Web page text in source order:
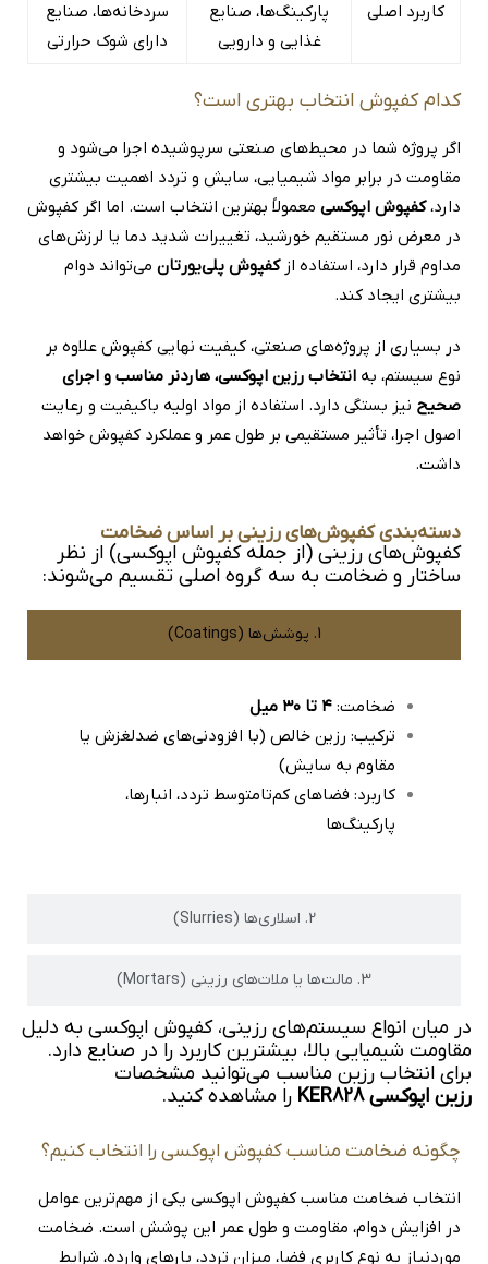
کاربرد اصلی
پارکینگ‌ها، صنایع
غذایی و دارویی
سردخانه‌ها، صنایع
دارای شوک حرارتی
کدام کفپوش انتخاب بهتری است؟
اگر پروژه شما در محیط‌های صنعتی سرپوشیده اجرا می‌شود و
مقاومت در برابر مواد شیمیایی، سایش و تردد اهمیت بیشتری
دارد،کفپوش اپوکسی معمولاً بهترین انتخاب است. اما اگر کفپوش
در معرض نور مستقیم خورشید، تغییرات شدید دما یا لرزش‌های
مداوم قرار دارد، استفاده ازکفپوش پلی‌یورتان می‌تواند دوام
بیشتری ایجاد کند.
در بسیاری از پروژه‌های صنعتی، کیفیت نهایی کفپوش علاوه بر
نوع سیستم، به انتخاب رزین اپوکسی، هاردنر مناسب و اجرای
صحیح نیز بستگی دارد. استفاده از مواد اولیه باکیفیت و رعایت
اصول اجرا، تأثیر مستقیمی بر طول عمر و عملکرد کفپوش خواهد
داشت.
دسته‌بندی کفپوش‌های رزینی بر اساس ضخامت
کفپوش‌های رزینی (از جمله کفپوش اپوکسی) از نظر
ساختار و ضخامت به سه گروه اصلی تقسیم می‌شوند:
1. پوشش‌ها (Coatings)
2. اسلاری‌ها (Slurries)
3. مالت‌ها یا ملات‌های رزینی (Mortars)
ضخامت: ۴ تا ۳۰ میل
ترکیب: رزین خالص (با افزودنی‌های ضدلغزش یا
مقاوم به سایش)
کاربرد: فضاهای کم‌تا‌متوسط تردد، انبارها،
پارکینگ‌ها
در میان انواع سیستم‌های رزینی، کفپوش اپوکسی به دلیل
مقاومت شیمیایی بالا، بیشترین کاربرد را در صنایع دارد.
برای انتخاب رزین مناسب می‌توانید مشخصات
رزین اپوکسی KER828
را مشاهده کنید.
چگونه ضخامت مناسب کفپوش اپوکسی را انتخاب کنیم؟
انتخاب ضخامت مناسب کفپوش اپوکسی یکی از مهم‌ترین عوامل
در افزایش دوام، مقاومت و طول عمر این پوشش است. ضخامت
موردنیاز به نوع کاربری فضا، میزان تردد، بارهای وارده، شرایط